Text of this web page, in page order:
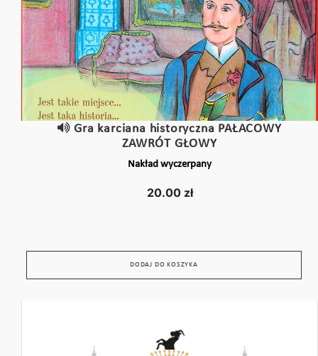
Gra karciana historyczna PAŁACOWY
ZAWRÓT GŁOWY
Nakład wyczerpany
20.00 zł
DODAJ DO KOSZYKA